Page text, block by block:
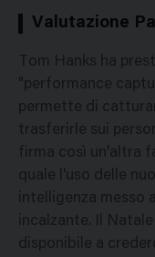
Valutazione
Tom Hanks ha
"performance
permette di
trasferirle sui
firma così un'altra
quale l'uso delle
intelligenza messo
incalzante. Il
disponibile a